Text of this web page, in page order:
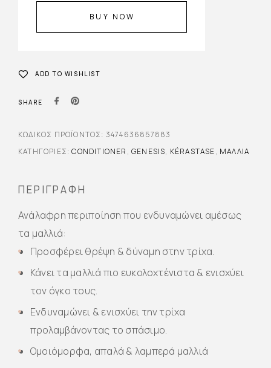
BUY NOW
ADD TO WISHLIST
SHARE
ΠΕΡΙΓΡΑΦΉ
Ανάλαφρη περιποίηση που ενδυναμώνει αμέσως
τα μαλλιά:
Προσφέρει θρέψη & δύναμη στην τρίχα.
Κάνει τα μαλλιά πιο ευκολοχτένιστα & ενισχύει
τον όγκο τους.
Ενδυναμώνει & ενισχύει την τρίχα
προλαμβάνοντας το σπάσιμο.
Ομοιόμορφα, απαλά & λαμπερά μαλλιά
ΚΩΔΙΚΌΣ ΠΡΟΪΌΝΤΟΣ: 3474636857883
ΚΑΤΗΓΟΡΊΕΣ:CONDITIONER ,GENESIS, KÉRASTASE, ΜΑΛΛΙΆ